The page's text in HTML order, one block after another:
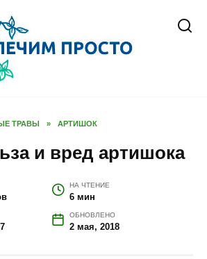
ТРАВЫ » АРТИШОК
и вред артишока
НА ЧТЕНИЕ
6 мин
ОБНОВЛЕНО
2 мая, 2018